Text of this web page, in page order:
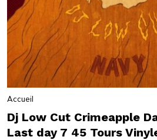
Accueil
Dj Low Cut Crimeapple
Last day 7 45 Tours